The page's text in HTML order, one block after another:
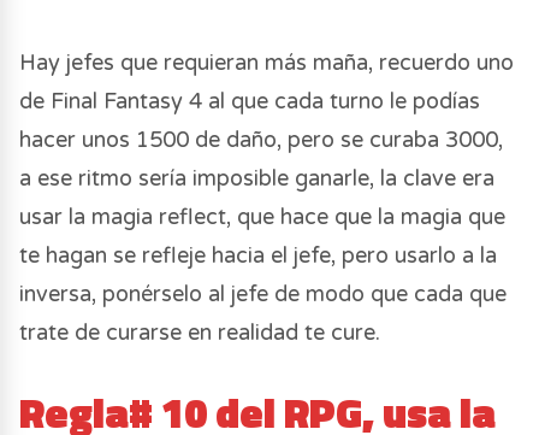
Hay jefes que requieran más maña, recuerdo uno
de Final Fantasy 4 al que cada turno le podías
hacer unos 1500 de daño, pero se curaba 3000,
a ese ritmo sería imposible ganarle, la clave era
usar la magia reflect, que hace que la magia que
te hagan se refleje hacia el jefe, pero usarlo a la
inversa, ponérselo al jefe de modo que cada que
trate de curarse en realidad te cure.
Regla# 10 del RPG, usa la